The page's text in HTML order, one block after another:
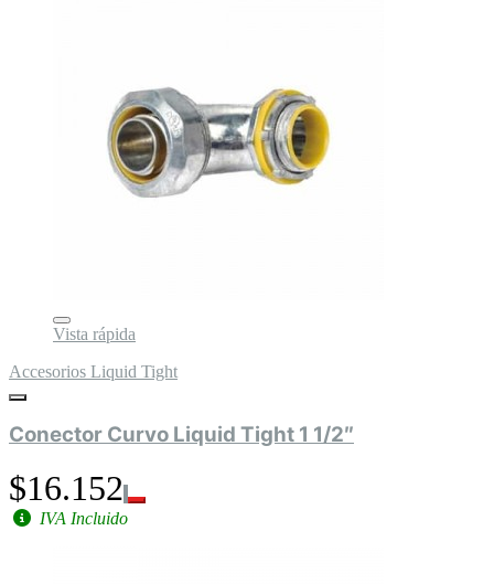
Vista rápida
Accesorios Liquid Tight
Conector Curvo Liquid Tight 1 1/2″
$16.152
IVA Incluido